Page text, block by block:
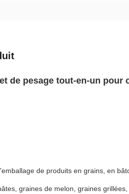
de pesage tout-en-un
de produits en grains, en
graines de melon, graines